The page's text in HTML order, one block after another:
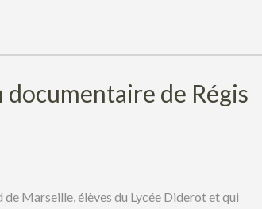
documentaire de Régis
Marseille, élèves du Lycée Diderot et qui